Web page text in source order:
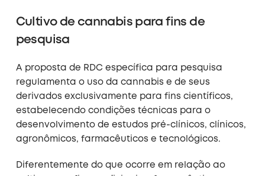
Cultivo de cannabis para fins de
pesquisa
A proposta de RDC específica para pesquisa
regulamenta o uso da cannabis e de seus
derivados exclusivamente para fins científicos,
estabelecendo condições técnicas para o
desenvolvimento de estudos pré-clínicos, clínicos,
agronômicos, farmacêuticos e tecnológicos.
Diferentemente do que ocorre em relação ao